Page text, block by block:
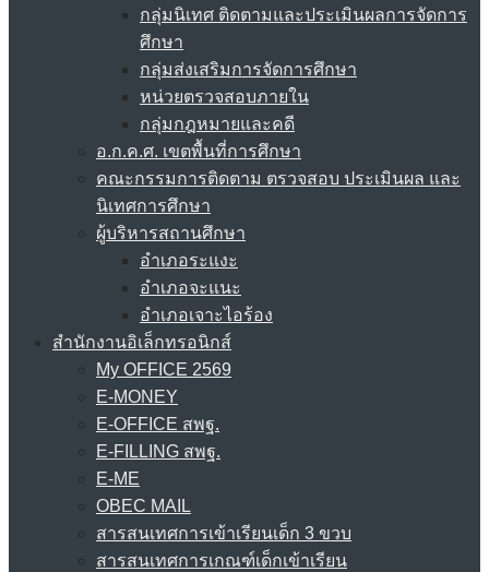
กลุ่มนิเทศ ติดตามและประเมินผลการจัดการ
ศึกษา
กลุ่มส่งเสริมการจัดการศึกษา
หน่วยตรวจสอบภายใน
กลุ่มกฎหมายและคดี
อ.ก.ค.ศ. เขตพื้นที่การศึกษา
คณะกรรมการติดตาม ตรวจสอบ ประเมินผล และ
นิเทศการศึกษา
ผู้บริหารสถานศึกษา
อำเภอระแงะ
อำเภอจะแนะ
อำเภอเจาะไอร้อง
สำนักงานอิเล็กทรอนิกส์
My OFFICE 2569
E-MONEY
E-OFFICE สพฐ.
E-FILLING สพฐ.
E-ME
OBEC MAIL
สารสนเทศการเข้าเรียนเด็ก 3 ขวบ
สารสนเทศการเกณฑ์เด็กเข้าเรียน